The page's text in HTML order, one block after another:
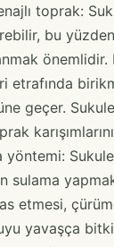
toprak:
bu
etrafında
geçer.
yöntemi:
sulama
etmesi,
yavaşça